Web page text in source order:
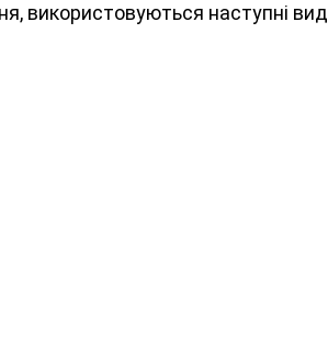
використовуються наступні